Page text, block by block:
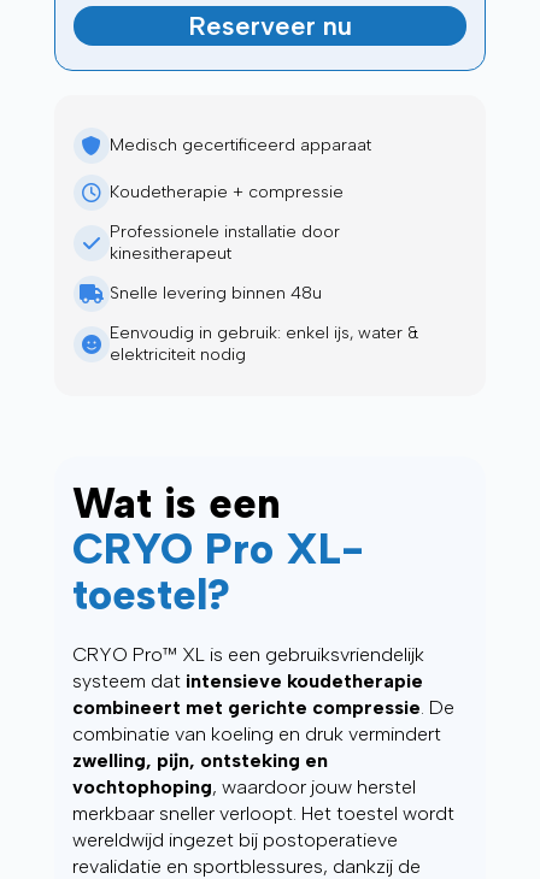
Reserveer nu
Medisch gecertificeerd apparaat
Koudetherapie + compressie
Professionele installatie door
kinesitherapeut
Snelle levering binnen 48u
Eenvoudig in gebruik: enkel ijs, water &
elektriciteit nodig
Wat is een
CRYO Pro XL-
toestel?
CRYO Pro™ XL is een gebruiksvriendelijk
systeem dat intensieve koudetherapie
combineert met gerichte compressie . De
combinatie van koeling en druk vermindert
zwelling, pijn, ontsteking en
vochtophoping, waardoor jouw herstel
merkbaar sneller verloopt. Het toestel wordt
wereldwijd ingezet bij postoperatieve
revalidatie en sportblessures, dankzij de